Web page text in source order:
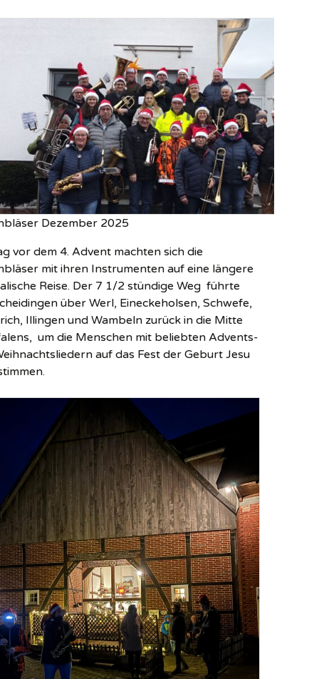
Dezember 2025
vor dem 4. Advent machten sich die
mit ihren Instrumenten auf eine längere
Reise. Der 7 1/2 stündige Weg führte
über Werl, Eineckeholsen, Schwefe,
Illingen und Wambeln zurück in die Mitte
um die Menschen mit beliebten Advents-
auf das Fest der Geburt Jesu